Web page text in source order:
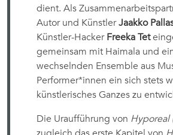
dient. Als
Autor und KünstlerJaakko
Künstler-Hacker Freeka Tet
gemeinsam mit Haimala und
wechselnden Ensemble aus
Performer*innen ein sich stets
künstlerisches Ganzes zu
Die Uraufführung von Hyporeal